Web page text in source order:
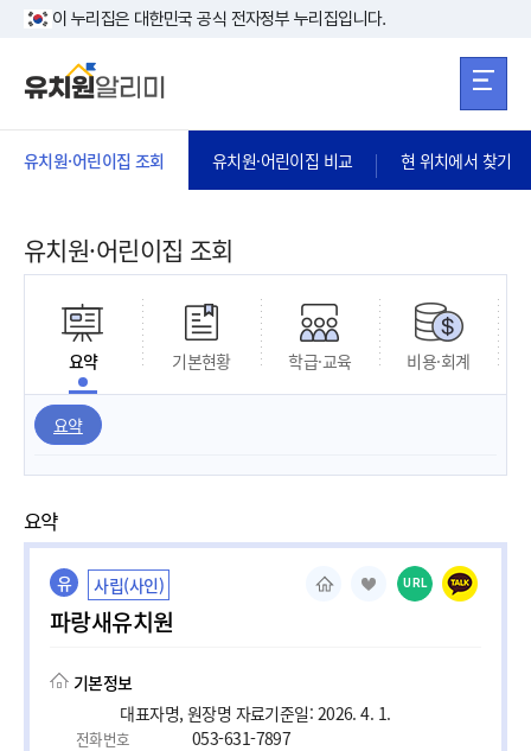
본문 바로가기
이 누리집은 대한민국 공식 전자정부 누리집입니다.
유치원·어린이집 조회 유치원·어린이집 비교 현 위치에서 찾기
유치원·어린이집 조회
요약 기본현황 학급·교육 비용·회계
요약
요약
유 사립(사인)
파랑새유치원
URL
기본정보
대표자명, 원장명 자료기준일: 2026. 4. 1.
전화번호
053-631-7897